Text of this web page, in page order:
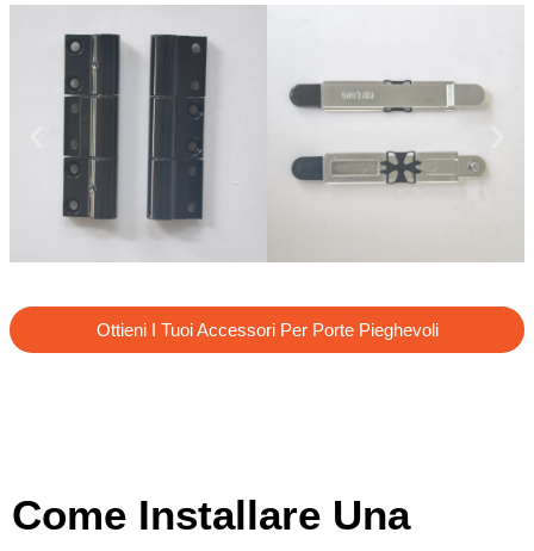
Ottieni I Tuoi Accessori Per Porte Pieghevoli
Come Installare Una